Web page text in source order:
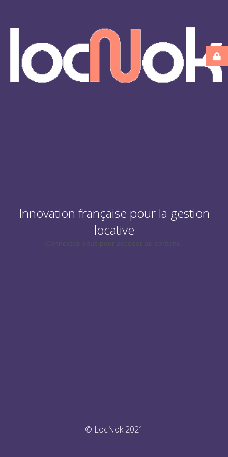
Innovation française pour la gestion
locative
Connectez-vous pour accéder au contenu.
© LocNok 2021